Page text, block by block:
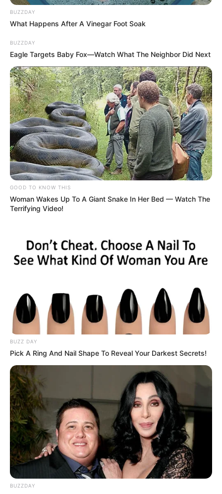
BUZZDAY
What Happens After A Vinegar Foot Soak
BUZZDAY
Eagle Targets Baby Fox—Watch What The Neighbor Did Next
GOOD TO KNOW THIS
Woman Wakes Up To A Giant Snake In Her Bed — Watch The
Terrifying Video!
BUZZ DAY
Pick A Ring And Nail Shape To Reveal Your Darkest Secrets!
BUZZDAY